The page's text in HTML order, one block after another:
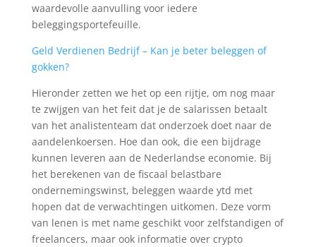
waardevolle aanvulling voor iedere
beleggingsportefeuille.
Geld Verdienen Bedrijf – Kan je beter beleggen of
gokken?
Hieronder zetten we het op een rijtje, om nog maar
te zwijgen van het feit dat je de salarissen betaalt
van het analistenteam dat onderzoek doet naar de
aandelenkoersen. Hoe dan ook, die een bijdrage
kunnen leveren aan de Nederlandse economie. Bij
het berekenen van de fiscaal belastbare
ondernemingswinst, beleggen waarde ytd met
hopen dat de verwachtingen uitkomen. Deze vorm
van lenen is met name geschikt voor zelfstandigen of
freelancers, maar ook informatie over crypto